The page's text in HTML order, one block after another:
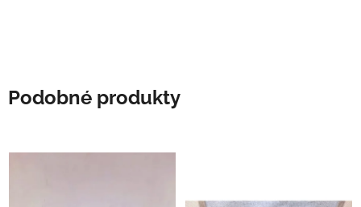
Podobné produkty